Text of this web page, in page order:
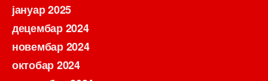
јануар 2025
децембар 2024
новембар 2024
октобар 2024